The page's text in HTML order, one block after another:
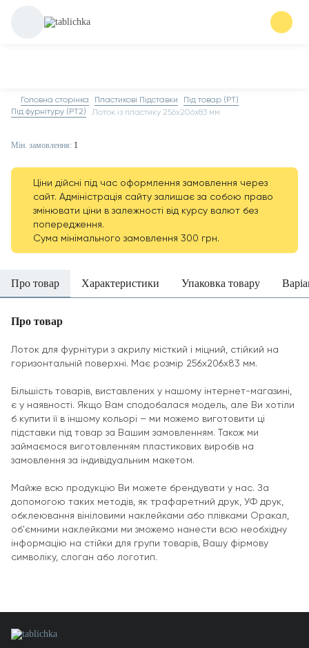
Головна сторінка Пластикові Підставки
Під товар (PT)
Під фурнітуру (PT2)
Лоток із пластику 256х206х83 мм
Мін. замовлення: 1
Ціни дійсні під час оформлення замовлення через
сайт. Адміністрація сайту залишає за собою право
змінювати ціни в залежності від курсу валют без
попередження.
Сума мінімального замовлення 300 грн.
Про товар Характеристики Упаковка товару
Про товар
Лоток для фурнітури з акрилу місткий і міцний, стійкий на
горизонтальній поверхні. Має розмір 256х206х83 мм.
Більшість товарів, виставлених у нашому інтернет-магазині,
є у наявності. Якщо Вам сподобалася модель, але Ви хотіли
б купити її в іншому кольорі – ми можемо виготовити ці
підставки під товар за Вашим замовленням. Також ми
займаємося виготовленням пластикових виробів на
замовлення за індивідуальним макетом.
Майже всю продукцію Ви можете брендувати у нас. За
допомогою таких методів, як трафаретний друк, УФ друк,
обклеювання вініловими наклейками або плівками Оракал,
об'ємними наклейками ми зможемо нанести всю необхідну
інформацію на стійки для групи товарів, Вашу фірмову
символіку, слоган або логотип.